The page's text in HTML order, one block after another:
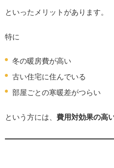
といったメリットがあります。
特に
冬の暖房費が高い
古い住宅に住んでいる
部屋ごとの寒暖差がつらい
という方には、 費用対効果の高